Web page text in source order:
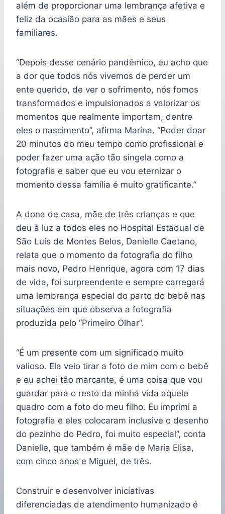
além de proporcionar uma lembrança afetiva e
feliz da ocasião para as mães e seus
familiares.
“Depois desse cenário pandêmico, eu acho que
a dor que todos nós vivemos de perder um
ente querido, de ver o sofrimento, nós fomos
transformados e impulsionados a valorizar os
momentos que realmente importam, dentre
eles o nascimento”, afirma Marina. “Poder doar
20 minutos do meu tempo como profissional e
poder fazer uma ação tão singela como a
fotografia e saber que eu vou eternizar o
momento dessa família é muito gratificante.”
A dona de casa, mãe de três crianças e que
deu à luz a todos eles no Hospital Estadual de
São Luís de Montes Belos, Danielle Caetano,
relata que o momento da fotografia do filho
mais novo, Pedro Henrique, agora com 17 dias
de vida, foi surpreendente e sempre carregará
uma lembrança especial do parto do bebê nas
situações em que observa a fotografia
produzida pelo “Primeiro Olhar”.
“É um presente com um significado muito
valioso. Ela veio tirar a foto de mim com o bebê
e eu achei tão marcante, é uma coisa que vou
guardar para o resto da minha vida aquele
quadro com a foto do meu filho. Eu imprimi a
fotografia e eles colocaram inclusive o desenho
do pezinho do Pedro, foi muito especial”, conta
Danielle, que também é mãe de Maria Elisa,
com cinco anos e Miguel, de três.
Construir e desenvolver iniciativas
diferenciadas de atendimento humanizado é